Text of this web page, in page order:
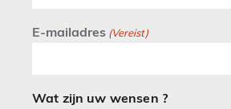
E-mailadres (Vereist)
Wat zijn uw wensen ?